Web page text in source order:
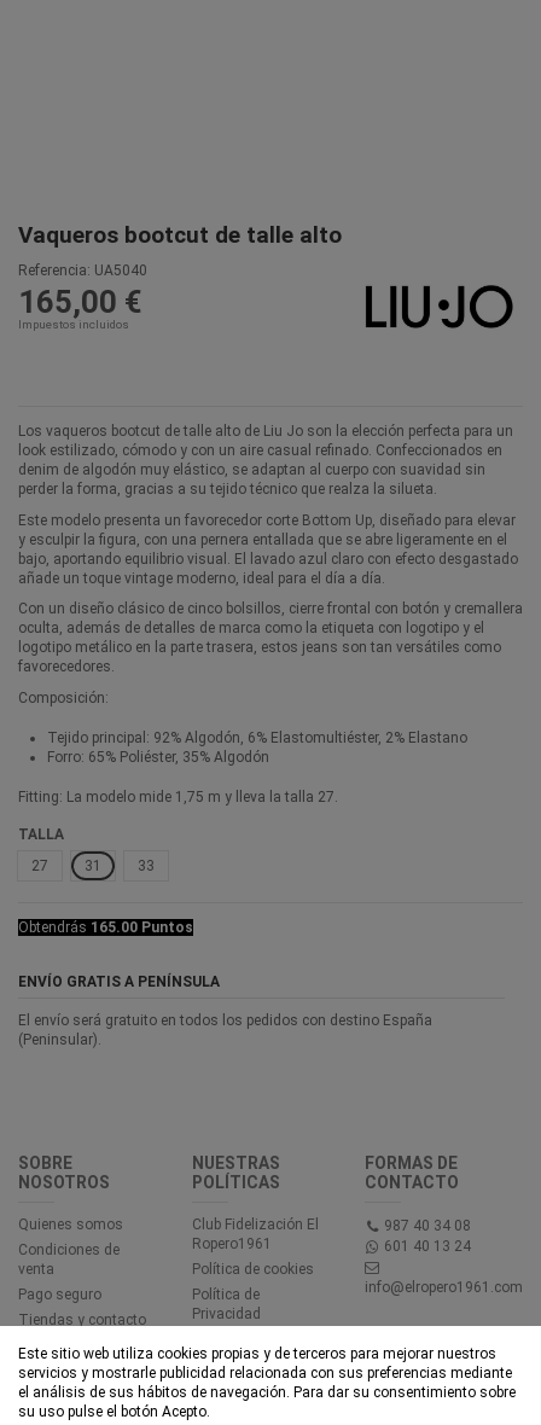
Vaqueros bootcut de talle alto
Referencia: UA5040
165,00 €
Impuestos incluidos
Los vaqueros bootcut de talle alto de Liu Jo son la elección perfecta para un
look estilizado, cómodo y con un aire casual refinado. Confeccionados en
denim de algodón muy elástico, se adaptan al cuerpo con suavidad sin
perder la forma, gracias a su tejido técnico que realza la silueta.
Este modelo presenta un favorecedor corte Bottom Up, diseñado para elevar
y esculpir la figura, con una pernera entallada que se abre ligeramente en el
bajo, aportando equilibrio visual. El lavado azul claro con efecto desgastado
añade un toque vintage moderno, ideal para el día a día.
Con un diseño clásico de cinco bolsillos, cierre frontal con botón y cremallera
oculta, además de detalles de marca como la etiqueta con logotipo y el
logotipo metálico en la parte trasera, estos jeans son tan versátiles como
favorecedores.
Composición:
Tejido principal: 92% Algodón, 6% Elastomultiéster, 2% Elastano
Forro: 65% Poliéster, 35% Algodón
Fitting: La modelo mide 1,75 m y lleva la talla 27.
TALLA
27
31 33
Obtendrás 165.00 Puntos
ENVÍO GRATIS A PENÍNSULA
El envío será gratuito en todos los pedidos con destino España
(Peninsular).
SOBRE
NOSOTROS
Quienes somos
Condiciones de
venta
Pago seguro
Tiendas y contacto
NUESTRAS
POLÍTICAS
Club Fidelización El
Ropero1961
Política de cookies
Política de
Privacidad
Accesibilidad
FORMAS DE
CONTACTO
987 40 34 08
601 40 13 24
info@elropero1961.com
Este sitio web utiliza cookies propias y de terceros para mejorar nuestros
servicios y mostrarle publicidad relacionada con sus preferencias mediante
el análisis de sus hábitos de navegación. Para dar su consentimiento sobre
su uso pulse el botón Acepto.